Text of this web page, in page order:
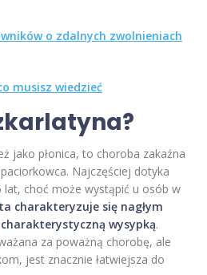
o zdalnych zwolnieniach
musisz wiedzieć
jako płonica, to choroba zakaźna
Najczęściej dotyka
lat, choć może wystąpić u osób w
charakteryzuje się nagłym
wysypką.
za poważną chorobę, ale
jest znacznie łatwiejsza do